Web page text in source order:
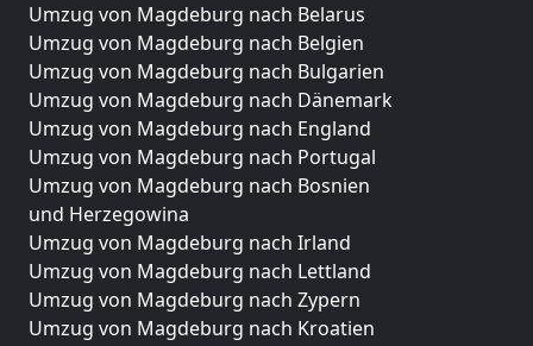
Umzug von Magdeburg nach Belarus
Umzug von Magdeburg nach Belgien
Umzug von Magdeburg nach Bulgarien
Umzug von Magdeburg nach Dänemark
Umzug von Magdeburg nach England
Umzug von Magdeburg nach Portugal
Umzug von Magdeburg nach Bosnien
und Herzegowina
Umzug von Magdeburg nach Irland
Umzug von Magdeburg nach Lettland
Umzug von Magdeburg nach Zypern
Umzug von Magdeburg nach Kroatien